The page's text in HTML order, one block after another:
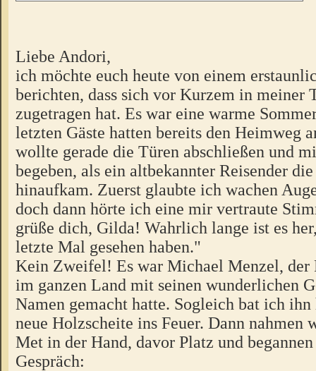
Liebe Andori,
ich möchte euch heute von einem
berichten, dass sich vor Kurzem in meiner
zugetragen hat. Es war eine warme
letzten Gäste hatten bereits den Heimweg
wollte gerade die Türen abschließen und
begeben, als ein altbekannter Reisender
hinaufkam. Zuerst glaubte ich wachen
doch dann hörte ich eine mir vertraute
grüße dich, Gilda! Wahrlich lange ist es
letzte Mal gesehen haben."
Kein Zweifel! Es war Michael Menzel, der
im ganzen Land mit seinen wunderlichen
Namen gemacht hatte. Sogleich bat ich
neue Holzscheite ins Feuer. Dann nahmen
Met in der Hand, davor Platz und
Gespräch: